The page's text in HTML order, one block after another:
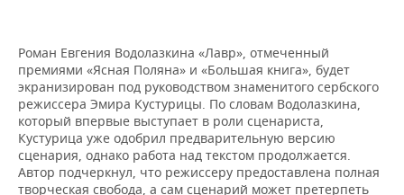
ВОЛЕЙБОЛ
КИБЕРСПОРТ
ФИГУРНОЕ КАТАНИЕ
ИСТОРИЯ
КУЛЬТУРА
МЕДИЦИНА
СПИСОК ПЕРСОН
СПИСОК КОМПАНИЙ
ПОЛНАЯ ВЕРСИЯ
Роман Евгения Водолазкина «Лавр», отмеченный
премиями «Ясная Поляна» и «Большая книга», будет
экранизирован под руководством знаменитого сербского
режиссера Эмира Кустурицы. По словам Водолазкина,
который впервые выступает в роли сценариста,
Кустурица уже одобрил предварительную версию
сценария, однако работа над текстом продолжается.
Автор подчеркнул, что режиссеру предоставлена полная
творческая свобода, а сам сценарий может претерпеть